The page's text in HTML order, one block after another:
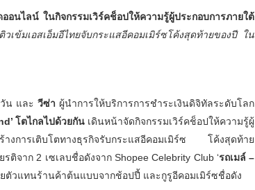
ออนไลน์ในกิจกรรมเวิร์คช็อปให้ความรู้ผู้ประกอบการภายใต้
ติวเข้มเอสเอ็มอีไทยจับกระแสอีคอมเมิร์ซโค้งสุดท้ายของปี ใน
วัน และวีซ่า ผู้นำการให้บริการการชำระเงินดิจิทัลระดับโลก
โตไกลไปด้วยกันเดินหน้าจัดกิจกรรมเวิร์คช็อปให้ความรู้ผู้
ร้างการเติบโตทางธุรกิจรับกระแสอีคอมเมิร์ซ โค้งสุดท้าย
จาก 2 เซเลบชื่อดังจาก Shopee Celebrity Club ‘รถเมล์–
ตัวแทนร้านค้าต้นแบบจากช้อปปี้ และกูรูอีคอมเมิร์ซชื่อดัง